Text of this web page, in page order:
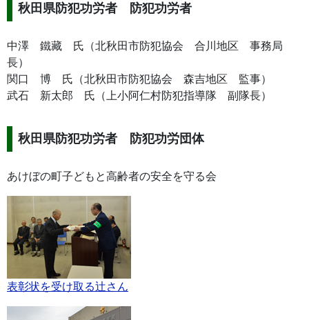
秋田県防犯功労者 防犯功労者
中澤 鐵藏 氏（北秋田市防犯協会 合川地区 事務局
長）
関口 博 氏（北秋田市防犯協会 森吉地区 監事）
武石 新太郎 氏（上小阿仁村防犯指導隊 副隊長）
秋田県防犯功労者 防犯功労団体
あけぼの町子どもと高齢者の安全を守る会
表彰状を受け取る辻さん